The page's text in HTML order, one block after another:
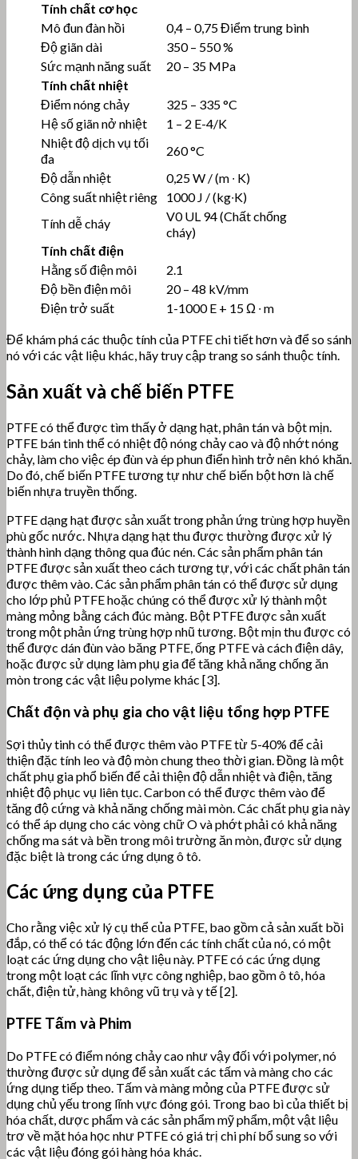
Tính chất cơ học
Mô đun đàn hồi
0,4 – 0,75 Điểm trung bình
Độ giãn dài
350 – 550 %
Sức mạnh năng suất
20 – 35 MPa
Tính chất nhiệt
Điểm nóng chảy
325 – 335 °C
Hệ số giãn nở nhiệt
1 – 2 E-4/K
Nhiệt độ dịch vụ tối
đa
260 °C
Độ dẫn nhiệt
0,25 W / (m ∙ K)
Công suất nhiệt riêng
1000 J / (kg∙K)
Tính dễ cháy
V0 UL 94 (Chất chống
cháy)
Tính chất điện
Hằng số điện môi
2.1
Độ bền điện môi
20 – 48 kV/mm
Điện trở suất
1-1000 E + 15 Ω ∙ m
Để khám phá các thuộc tính của PTFE chi tiết hơn và để so sánh
nó với các vật liệu khác, hãy truy cập trang so sánh thuộc tính.
Sản xuất và chế biến PTFE
PTFE có thể được tìm thấy ở dạng hạt, phân tán và bột mịn.
PTFE bán tinh thể có nhiệt độ nóng chảy cao và độ nhớt nóng
chảy, làm cho việc ép đùn và ép phun điển hình trở nên khó khăn.
Do đó, chế biến PTFE tương tự như chế biến bột hơn là chế
biến nhựa truyền thống.
PTFE dạng hạt được sản xuất trong phản ứng trùng hợp huyền
phù gốc nước. Nhựa dạng hạt thu được thường được xử lý
thành hình dạng thông qua đúc nén. Các sản phẩm phân tán
PTFE được sản xuất theo cách tương tự, với các chất phân tán
được thêm vào. Các sản phẩm phân tán có thể được sử dụng
cho lớp phủ PTFE hoặc chúng có thể được xử lý thành một
màng mỏng bằng cách đúc màng. Bột PTFE được sản xuất
trong một phản ứng trùng hợp nhũ tương. Bột mịn thu được có
thể được dán đùn vào băng PTFE, ống PTFE và cách điện dây,
hoặc được sử dụng làm phụ gia để tăng khả năng chống ăn
mòn trong các vật liệu polyme khác [3].
Chất độn và phụ gia cho vật liệu tổng hợp PTFE
Sợi thủy tinh có thể được thêm vào PTFE từ 5-40% để cải
thiện đặc tính leo và độ mòn chung theo thời gian. Đồng là một
chất phụ gia phổ biến để cải thiện độ dẫn nhiệt và điện, tăng
nhiệt độ phục vụ liên tục. Carbon có thể được thêm vào để
tăng độ cứng và khả năng chống mài mòn. Các chất phụ gia này
có thể áp dụng cho các vòng chữ O và phớt phải có khả năng
chống ma sát và bền trong môi trường ăn mòn, được sử dụng
đặc biệt là trong các ứng dụng ô tô.
Các ứng dụng của PTFE
Cho rằng việc xử lý cụ thể của PTFE, bao gồm cả sản xuất bồi
đắp, có thể có tác động lớn đến các tính chất của nó, có một
loạt các ứng dụng cho vật liệu này. PTFE có các ứng dụng
trong một loạt các lĩnh vực công nghiệp, bao gồm ô tô, hóa
chất, điện tử, hàng không vũ trụ và y tế [2].
PTFE Tấm và Phim
Do PTFE có điểm nóng chảy cao như vậy đối với polymer, nó
thường được sử dụng để sản xuất các tấm và màng cho các
ứng dụng tiếp theo. Tấm và màng mỏng của PTFE được sử
dụng chủ yếu trong lĩnh vực đóng gói. Trong bao bì của thiết bị
hóa chất, dược phẩm và các sản phẩm mỹ phẩm, một vật liệu
trơ về mặt hóa học như PTFE có giá trị chi phí bổ sung so với
các vật liệu đóng gói hàng hóa khác.